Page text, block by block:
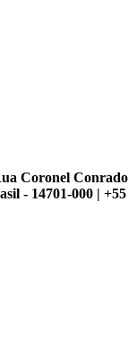
Coronel Conrado
- 14701-000 | +55